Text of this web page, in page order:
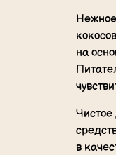
на
в